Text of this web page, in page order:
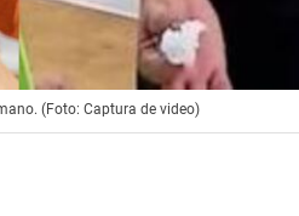
(Foto: Captura de video)